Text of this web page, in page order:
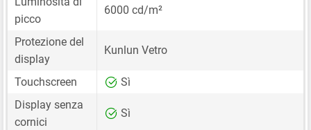
picco
6000 cd/m²
Protezione del
display
Kunlun Vetro
Touchscreen
Sì
Display senza
cornici
Sì